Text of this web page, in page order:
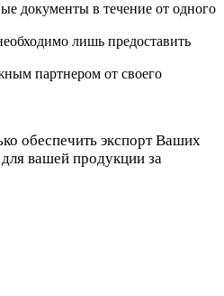
документы в течение от одного
лишь предоставить
партнером от своего
обеспечить экспорт Ваших
вашей продукции за